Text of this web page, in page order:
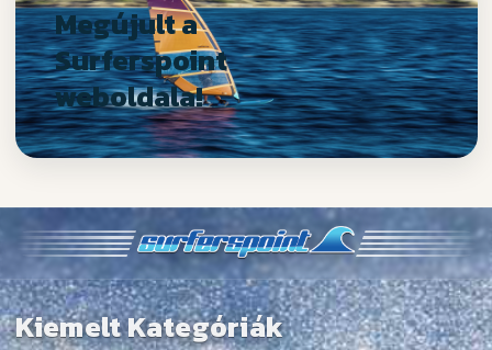
Megújult a
Surferspoint
weboldala!
Kiemelt Kategóriák